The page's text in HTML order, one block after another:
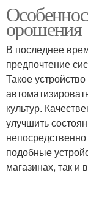
орошения
В последнее
предпочтение
Такое
культур.
улучшить
подобные
магазинах, так и